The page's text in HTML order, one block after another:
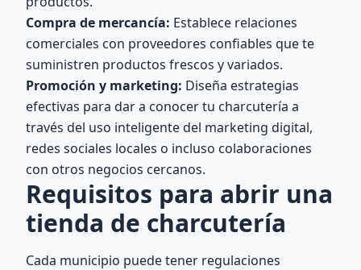
Compra de mercancía: Establece relaciones
comerciales con proveedores confiables que te
suministren productos frescos y variados.
Promoción y marketing: Diseña estrategias
efectivas para dar a conocer tu charcutería a
través del uso inteligente del marketing digital,
redes sociales locales o incluso colaboraciones
con otros negocios cercanos.
Requisitos para abrir una
tienda de charcutería
Cada municipio puede tener regulaciones